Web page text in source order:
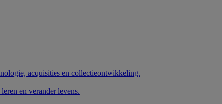
acquisities en collectieontwikkeling.
en verander levens.